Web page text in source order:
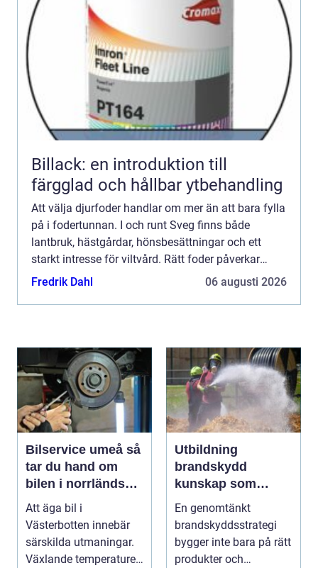
Billack: en introduktion till
färgglad och hållbar ytbehandling
Att välja djurfoder handlar om mer än att bara fylla
på i fodertunnan. I och runt Sveg finns både
lantbruk, hästgårdar, hönsbesättningar och ett
starkt intresse för viltvård. Rätt foder påverkar
djurens hälsa, produktion, beteende och hur de
Fredrik Dahl 06 augusti 2026
Bilservice umeå så
tar du hand om
bilen i norrländskt
klimat
Att äga bil i
Västerbotten innebär
särskilda utmaningar.
Växlande temperaturer,
Utbildning
brandskydd
kunskap som
räddar liv och
skyddar
verksamheter
En genomtänkt
brandskyddsstrategi
bygger inte bara på rätt
produkter och